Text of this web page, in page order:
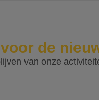
de
van onze